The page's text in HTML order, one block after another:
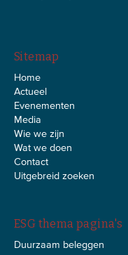
Sitemap
Home
Actueel
Evenementen
Media
Wie we zijn
Wat we doen
Contact
Uitgebreid zoeken
ESG thema pagina's
Duurzaam beleggen